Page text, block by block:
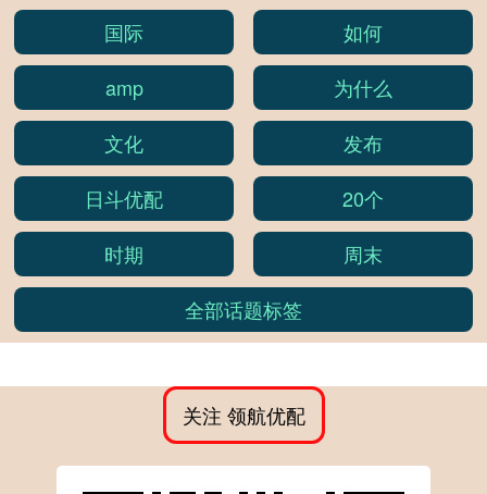
国际
如何
amp
为什么
文化
发布
日斗优配
20个
时期
周末
全部话题标签
关注 领航优配